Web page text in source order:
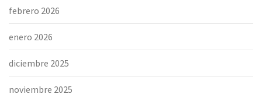
febrero 2026
enero 2026
diciembre 2025
noviembre 2025